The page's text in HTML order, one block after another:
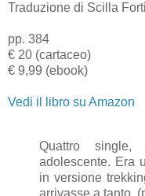
Traduzione di Scilla Forti
pp. 384
€ 20 (cartaceo)
€ 9,99 (ebook)
Vedi il libro su Amazon
Quattro
adolescente. Era
in versione